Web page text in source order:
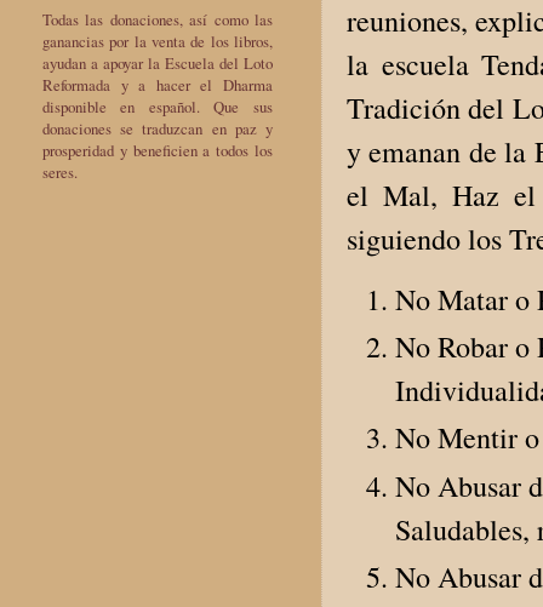
reuniones,
la escuela
Tradición del
y emanan de la
el Mal, Haz el
siguiendo los
No Matar o
No Robar o
No Mentir
No Abusar
Saludables,
No Abusar
Todas las donaciones, así como las
ganancias por la venta de los libros,
ayudan a apoyar la Escuela del Loto
Reformada y a hacer el Dharma
disponible en español. Que sus
donaciones se traduzcan en paz y
prosperidad y beneficien a todos los
seres.